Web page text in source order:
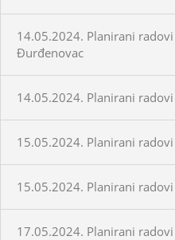
14.05.2024. Planirani
Đurđenovac
14.05.2024. Planirani
15.05.2024. Planirani
15.05.2024. Planirani
17.05.2024. Planirani